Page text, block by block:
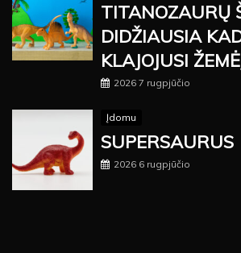
TITANOZAURŲ
DIDŽIAUSIA
KLAJOJUSI
2026 7 rugpjūčio
Įdomu
SUPERSAURUS
2026 6 rugpjūčio